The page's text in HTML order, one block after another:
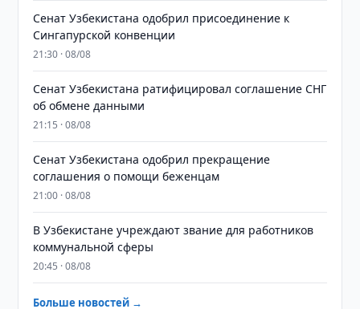
Сенат Узбекистана одобрил присоединение к
Сингапурской конвенции
21:30 · 08/08
Сенат Узбекистана ратифицировал соглашение СНГ
об обмене данными
21:15 · 08/08
Сенат Узбекистана одобрил прекращение
соглашения о помощи беженцам
21:00 · 08/08
В Узбекистане учреждают звание для работников
коммунальной сферы
20:45 · 08/08
Больше новостей →